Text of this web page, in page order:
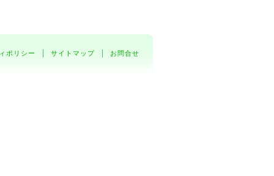
ポリシー サイトマップ お問合せ